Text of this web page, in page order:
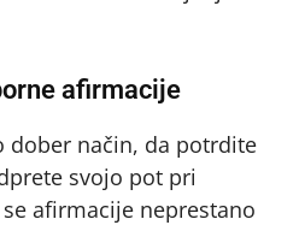
afirmacije
dober način, da potrdite
svojo pot pri
afirmacije neprestano